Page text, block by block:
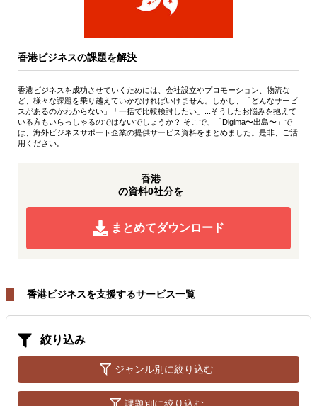
香港ビジネスの課題を解決
香港ビジネスを成功させていくためには、会社設立やプロモーション、物流な
ど、様々な課題を乗り越えていかなければいけません。しかし、「どんなサービ
スがあるのかわからない」「一括で比較検討したい」...そうしたお悩みを抱えて
いる方もいらっしゃるのではないでしょうか？ そこで、「Digima〜出島〜」で
は、海外ビジネスサポート企業の提供サービス資料をまとめました。是非、ご活
用ください。
香港
の資料0社分を
まとめてダウンロード
香港ビジネスを支援するサービス一覧
絞り込み
ジャンル別に絞り込む
課題別に絞り込む